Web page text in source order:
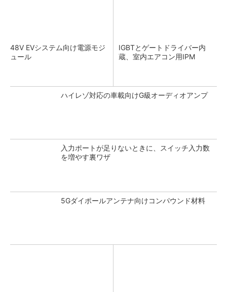
48V EVシステム向け電源モジ
ュール
IGBTとゲートドライバー内
蔵、室内エアコン用IPM
ハイレゾ対応の車載向けG級オーディオアンプ
入力ポートが足りないときに、スイッチ入力数
を増やす裏ワザ
5Gダイポールアンテナ向けコンパウンド材料